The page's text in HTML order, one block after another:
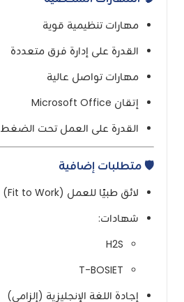
مهارات تنظيمية قوية
القدرة على إدارة فرق متعددة
مهارات تواصل عالية
إتقان Microsoft Office
القدرة على العمل تحت الضغط
🛡️ متطلبات إضافية
لائق طبيًا للعمل (Fit to Work)
شهادات:
H2S
T-BOSIET
إجادة اللغة الإنجليزية (إلزامي)